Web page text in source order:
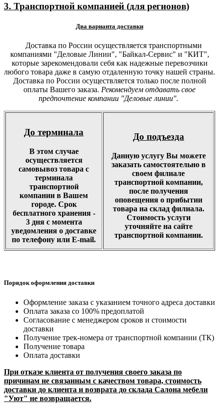
3. Транспортной компанией (для регионов)
Два варианта доставки
Доставка по России осуществляется транспортными
компаниями "Деловые Линии", "Байкал-Сервис" и "КИТ",
которые зарекомендовали себя как надежные перевозчики
любого товара даже в самую отдаленную точку нашей страны.
Доставка по России осуществляется только после полной
оплаты Вашего заказа. Рекомендуем отдавать свое
предпочтение компании "Деловые линии".
До терминала
В этом случае
осуществляется
самовывоз товара с
терминала
транспортной
компании в Вашем
городе. Срок
бесплатного хранения -
3 дня с момента
уведомления о доставке
по телефону или E-mail.
До подъезда
Данную услугу Вы можете
заказать самостоятельно в
своем филиале
транспортной компании,
после получения
оповещения о прибытии
товара на склад филиала.
Стоимость услуги
уточняйте на сайте
транспортной компании.
Порядок оформления доставки
Оформление заказа с указанием точного адреса доставки
Оплата заказа со 100% предоплатой
Согласование с менеджером сроков и стоимости
доставки
Получение трек-номера от транспортной компании (ТК)
Получение товара
Оплата доставки
При отказе клиента от получения своего заказа по
причинам не связанным с качеством товара, стоимость
доставки до клиента и возврата до склада Салона мебели
"Уют" не возвращается.